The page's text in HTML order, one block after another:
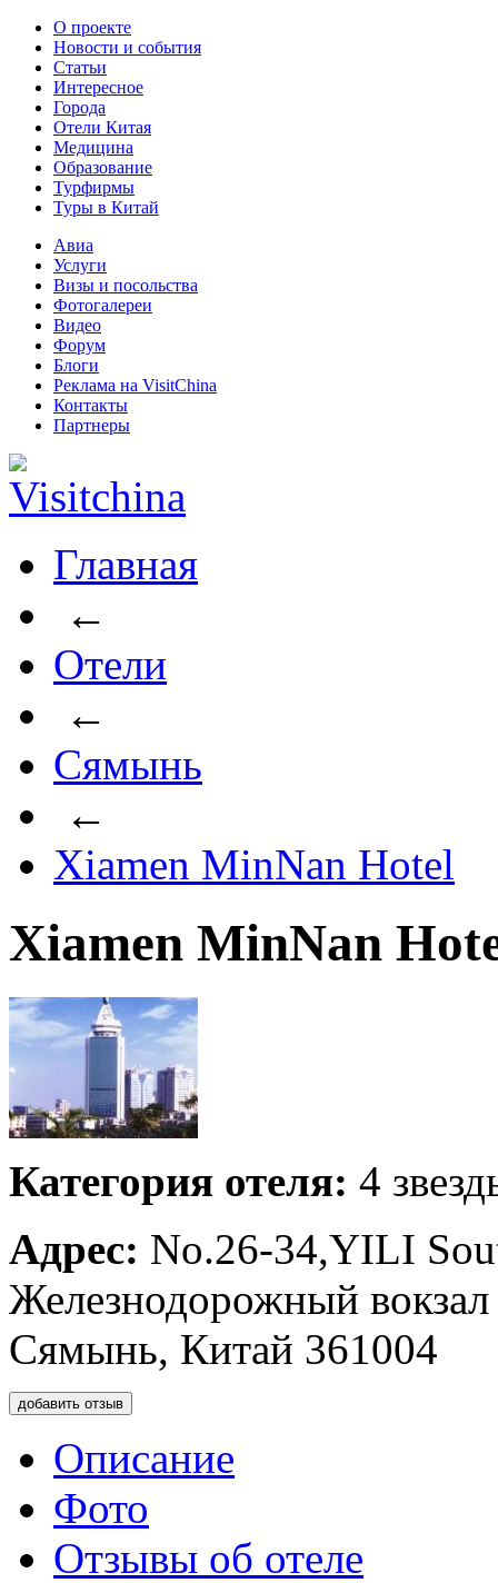
О проекте
Новости и события
Статьи
Интересное
Города
Отели Китая
Медицина
Образование
Турфирмы
Туры в Китай
Авиа
Услуги
Визы и посольства
Фотогалереи
Видео
Форум
Блоги
Реклама на VisitChina
Контакты
Партнеры
Главная
←
Отели
←
Сямынь
←
Xiamen MinNan Hotel
Xiamen MinNan
Категория отеля: 4
Адрес: No.26-34,YILI
Железнодорожный
Сямынь, Китай 361004
добавить отзыв
Описание
Фото
Отзывы об отеле